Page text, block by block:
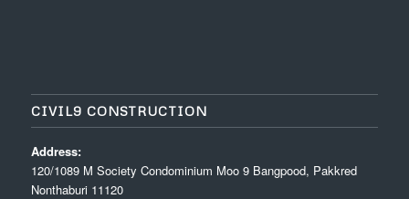
CIVIL9 CONSTRUCTION
Address:
120/1089 M Society Condominium Moo 9 Bangpood, Pakkred
Nonthaburi 11120